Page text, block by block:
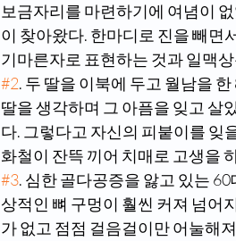
보금자리를 마련하기에 여념이
이 찾아왔다. 한마디로 진을 빼면
기마른자로 표현하는 것과 일맥
#2. 두 딸을 이북에 두고 월남을
딸을 생각하며 그 아픔을 잊고 살
다. 그렇다고 자신의 피붙이를 잊
화철이 잔뜩 끼어 치매로 고생을
#3. 심한 골다공증을 앓고 있는
상적인 뼈 구멍이 훨씬 커져 넘어
가 없고 점점 걸음걸이만 어눌해